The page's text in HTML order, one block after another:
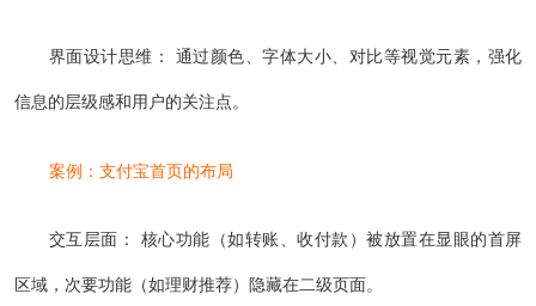
界面设计思维： 通过颜色、字体大小、对比等视觉元素，强化
信息的层级感和用户的关注点。
案例：支付宝首页的布局
交互层面： 核心功能（如转账、收付款）被放置在显眼的首屏
区域，次要功能（如理财推荐）隐藏在二级页面。